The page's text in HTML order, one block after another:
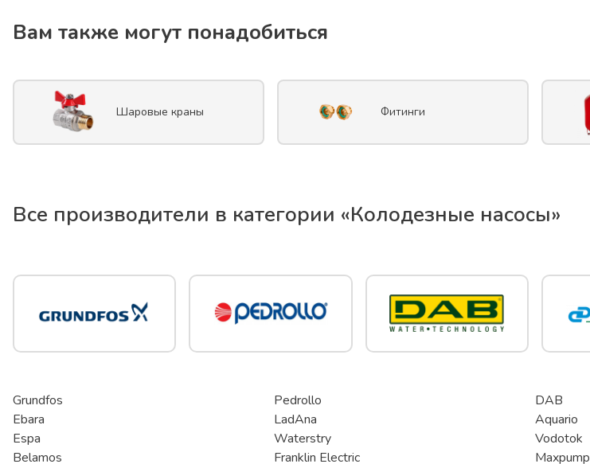
Вам также могут понадобиться
Шаровые краны Фитинги
Все производители в категории «Колодезные насосы»
Grundfos Pedrollo DAB
Ebara
LadAna Aquario
Espa
Waterstry Vodotok
Belamos
Franklin Electric Maxpump